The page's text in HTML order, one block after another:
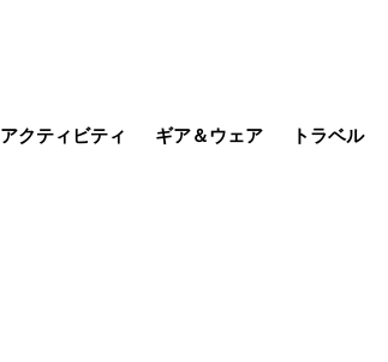
アクティビティ ギア＆ウェア トラベル